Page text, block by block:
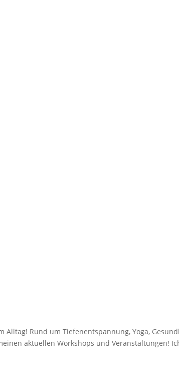
Rund um Tiefenentspannung, Yoga,
aktuellen Workshops und Veranstaltungen!